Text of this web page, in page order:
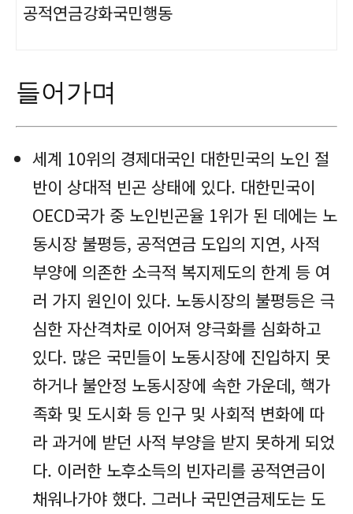
공적연금강화국민행동
들어가며
세계 10위의 경제대국인 대한민국의 노인 절
반이 상대적 빈곤 상태에 있다. 대한민국이
OECD국가 중 노인빈곤율 1위가 된 데에는 노
동시장 불평등, 공적연금 도입의 지연, 사적
부양에 의존한 소극적 복지제도의 한계 등 여
러 가지 원인이 있다. 노동시장의 불평등은 극
심한 자산격차로 이어져 양극화를 심화하고
있다. 많은 국민들이 노동시장에 진입하지 못
하거나 불안정 노동시장에 속한 가운데, 핵가
족화 및 도시화 등 인구 및 사회적 변화에 따
라 과거에 받던 사적 부양을 받지 못하게 되었
다. 이러한 노후소득의 빈자리를 공적연금이
채워나가야 했다. 그러나 국민연금제도는 도